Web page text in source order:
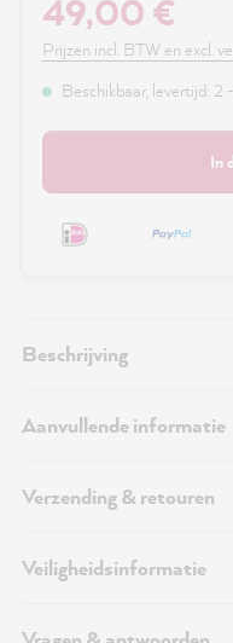
49,00 €
Prijzen incl. BTW en excl.
Beschikbaar, levertijd: 2
In
Beschrijving
Aanvullende informatie
Verzending & retouren
Veiligheidsinformatie